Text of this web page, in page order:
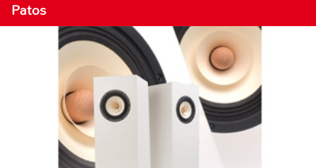
Patos